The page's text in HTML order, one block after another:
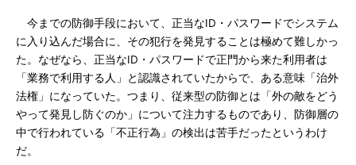
今までの防御手段において、正当なID・パスワードでシステム
に入り込んだ場合に、その犯行を発見することは極めて難しかっ
た。なぜなら、正当なID・パスワードで正門から来た利用者は
「業務で利用する人」と認識されていたからで、ある意味「治外
法権」になっていた。つまり、従来型の防御とは「外の敵をどう
やって発見し防ぐのか」について注力するものであり、防御層の
中で行われている「不正行為」の検出は苦手だったというわけ
だ。